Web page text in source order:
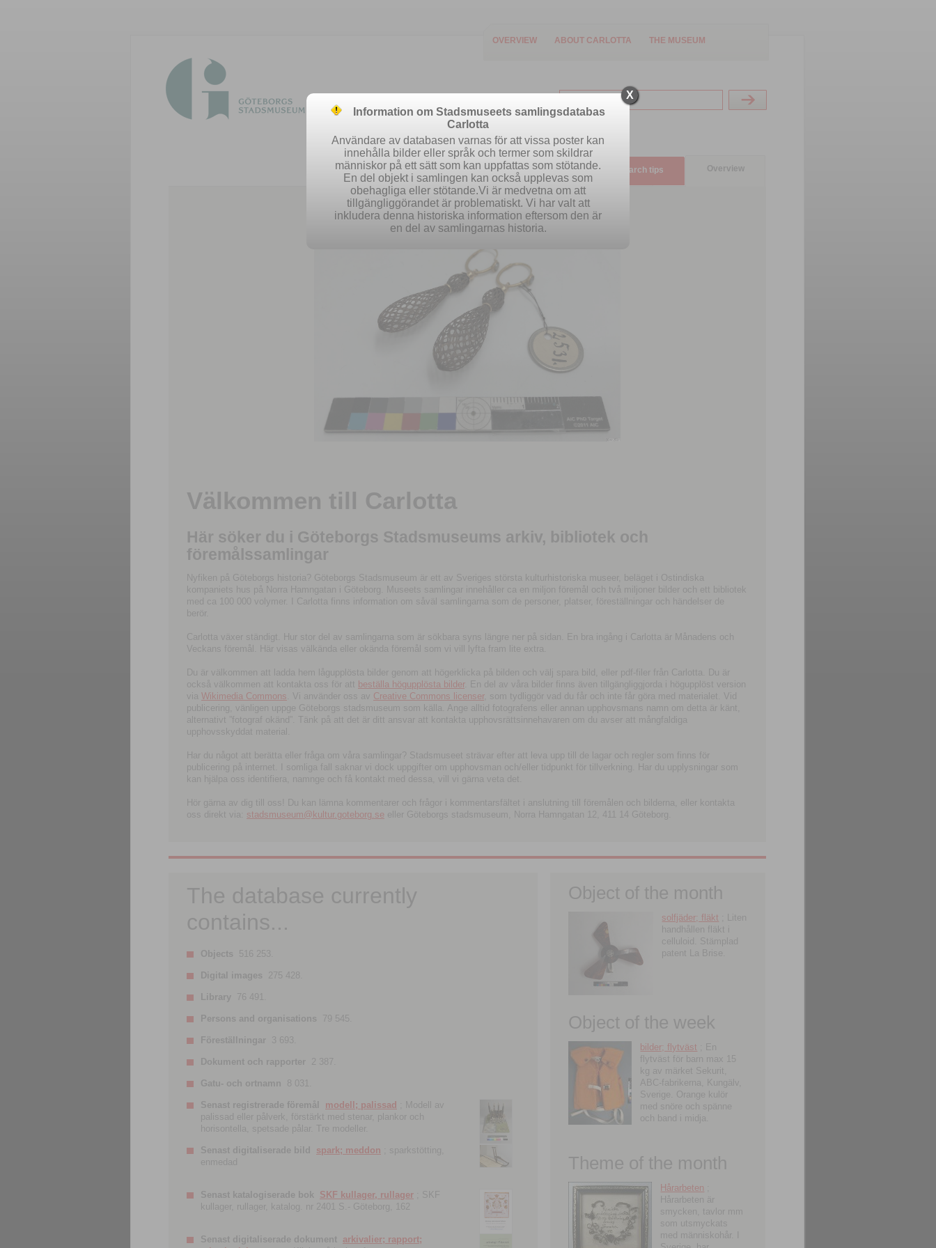
OVERVIEW ABOUT CARLOTTA THE MUSEUM
Easy search Advanced search Search tips Overview
Välkommen till Carlotta
Här söker du i Göteborgs Stadsmuseums arkiv, bibliotek och
föremålssamlingar
Nyfiken på Göteborgs historia? Göteborgs Stadsmuseum är ett av Sveriges största kulturhistoriska museer, beläget i Ostindiska
kompaniets hus på Norra Hamngatan i Göteborg. Museets samlingar innehåller ca en miljon föremål och två miljoner bilder och ett bibliotek
med ca 100 000 volymer. I Carlotta finns information om såväl samlingarna som de personer, platser, föreställningar och händelser de
berör.
Carlotta växer ständigt. Hur stor del av samlingarna som är sökbara syns längre ner på sidan. En bra ingång i Carlotta är Månadens och
Veckans föremål. Här visas välkända eller okända föremål som vi vill lyfta fram lite extra.
Du är välkommen att ladda hem lågupplösta bilder genom att högerklicka på bilden och välj spara bild, eller pdf-filer från Carlotta. Du är
också välkommen att kontakta oss för att beställa högupplösta bilder. En del av våra bilder finns även tillgängliggjorda i högupplöst version
via Wikimedia Commons . Vi använder oss av Creative Commons licenser, som tydliggör vad du får och inte får göra med materialet. Vid
publicering, vänligen uppge Göteborgs stadsmuseum som källa. Ange alltid fotografens eller annan upphovsmans namn om detta är känt,
alternativt ”fotograf okänd”. Tänk på att det är ditt ansvar att kontakta upphovsrättsinnehavaren om du avser att mångfaldiga
upphovsskyddat material.
Har du något att berätta eller fråga om våra samlingar? Stadsmuseet strävar efter att leva upp till de lagar och regler som finns för
publicering på internet. I somliga fall saknar vi dock uppgifter om upphovsman och/eller tidpunkt för tillverkning. Har du upplysningar som
kan hjälpa oss identifiera, namnge och få kontakt med dessa, vill vi gärna veta det.
Hör gärna av dig till oss! Du kan lämna kommentarer och frågor i kommentarsfältet i anslutning till föremålen och bilderna, eller kontakta
oss direkt via: stadsmuseum@kultur.goteborg.se eller Göteborgs stadsmuseum, Norra Hamngatan 12, 411 14 Göteborg.
The database currently
contains...
Objects 516 253.
Digital images 275 428.
Library 76 491.
Persons and organisations 79 545.
Föreställningar 3 693.
Dokument och rapporter 2 387.
Gatu- och ortnamn 8 031.
Senast registrerade föremål modell; palissad
; Modell av
palissad eller pålverk, förstärkt med stenar, plankor och
horisontella, spetsade pålar. Tre modeller.
Senast digitaliserade bild spark; meddon ; sparkstötting,
enmedad
Senast katalogiserade bok SKF kullager, rullager ; SKF
kullager, rullager, katalog. nr 2401 S.- Göteborg, 162
Senast digitaliserade dokument arkivalier; rapport;
Object of the month
solfjäder; fläkt ; Liten
handhållen fläkt i
celluloid. Stämplad
patent La Brise.
Object of the week
bilder; flytväst ; En
flytväst för barn max 15
kg av märket Sekurit,
ABC-fabrikerna, Kungälv,
Sverige. Orange kulör
med snöre och spänne
och band i midja.
Theme of the month
Hårarbeten
Hårarbeten är
smycken, tavlor mm
som utsmyckats
med människohår. I
X
Information om Stadsmuseets samlingsdatabas
Carlotta
Användare av databasen varnas för att vissa poster kan
innehålla bilder eller språk och termer som skildrar
människor på ett sätt som kan uppfattas som stötande.
En del objekt i samlingen kan också upplevas som
obehagliga eller stötande.Vi är medvetna om att
tillgängliggörandet är problematiskt. Vi har valt att
inkludera denna historiska information eftersom den är
en del av samlingarnas historia.